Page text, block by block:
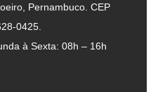
Pernambuco. CEP
0425.
à Sexta: 08h – 16h